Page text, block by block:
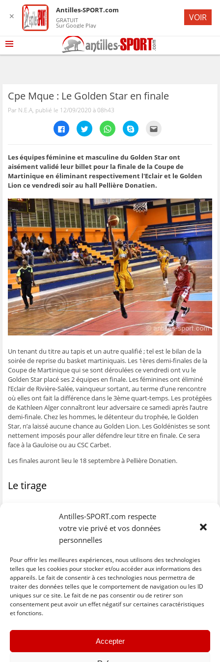
Antilles-SPORT.com respecte
votre vie privé et vos données
personnelles
Pour offrir les meilleures expériences, nous utilisons des technologies
telles que les cookies pour stocker et/ou accéder aux informations des
appareils. Le fait de consentir à ces technologies nous permettra de
traiter des données telles que le comportement de navigation ou les ID
uniques sur ce site. Le fait de ne pas consentir ou de retirer son
consentement peut avoir un effet négatif sur certaines caractéristiques
et fonctions.
Accepter
Cpe Mque : Le Golden Star en finale
Par N.E.A, publié le 12/09/2020 à 08h43
C
l
e
z
p
o
u
r
a
r
t
a
g
e
r
s
u
r
F
a
c
e
b
o
o
k
(
o
u
v
r
e
n
s
u
n
e
n
o
u
v
e
l
l
f
e
n
ê
r
e
C
l
e
z
p
o
u
r
a
r
t
a
g
e
r
u
r
T
w
i
t
t
e
r
(
o
u
v
r
d
s
n
e
n
o
u
v
e
l
l
e
e
n
ê
t
e
)
C
l
e
z
p
o
u
r
a
r
t
a
g
e
r
s
u
r
W
h
a
t
s
A
p
p
(
o
u
r
e
n
u
n
e
n
o
u
v
e
l
l
e
f
e
n
r
e
C
l
e
z
p
o
u
r
a
r
t
a
e
r
s
u
r
S
k
y
p
e
(
o
u
v
r
a
n
n
n
o
u
v
e
l
l
e
f
e
ê
t
e
z
p
o
u
n
v
o
e
r
p
a
r
e
-
m
a
i
l
à
u
n
a
m
i
(
o
u
e
d
a
n
s
u
n
e
n
o
u
v
l
e
n
ê
Les équipes féminine et masculine du Golden Star ont
aisément validé leur billet pour la finale de la Coupe de
Martinique en éliminant respectivement l'Eclair et le Golden
Lion ce vendredi soir au hall Pellière Donatien.
Un tenant du titre au tapis et un autre qualifié ; tel est le bilan de la
soirée de reprise du basket martiniquais. Les 1ères demi-finales de la
Coupe de Martinique qui se sont déroulées ce vendredi ont vu le
Golden Star placé ses 2 équipes en finale. Les féminines ont éliminé
l’Eclair de Rivière-Salée, vainqueur sortant, au terme d’une rencontre
où elles ont fait la différence dans le 3ème quart-temps. Les protégées
de Kathleen Alger connaîtront leur adversaire ce samedi après l’autre
demi-finale. Chez les hommes, le détenteur du trophée, le Golden
Star, n’a laissé aucune chance au Golden Lion. Les Goldénistes se sont
nettement imposés pour aller défendre leur titre en finale. Ce sera
face à la Gauloise ou au CSC Carbet.
Les finales auront lieu le 18 septembre à Pellière Donatien.
Le tirage
Golden Star: 50 – 70
Black Star / Aigle Noir : le 12/09 à 18h
Golden Star/ Golden Lion : 106 – 57
CSC Carbet / Gauloise : le 12/09 à 20h
C
l
u
C
l
u
C
l
i
p
o
u
C
l
u
C
l
u
✕
Antilles-SPORT.com
GRATUIT
Sur Google Play
VOIR